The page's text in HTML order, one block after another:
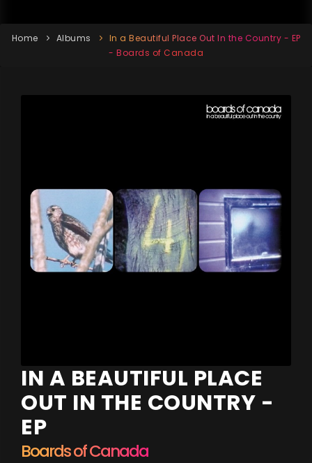
Home Albums
In a Beautiful Place Out In the Country - EP
- Boards of Canada
IN A BEAUTIFUL PLACE
OUT IN THE COUNTRY -
EP
Boards of Canada